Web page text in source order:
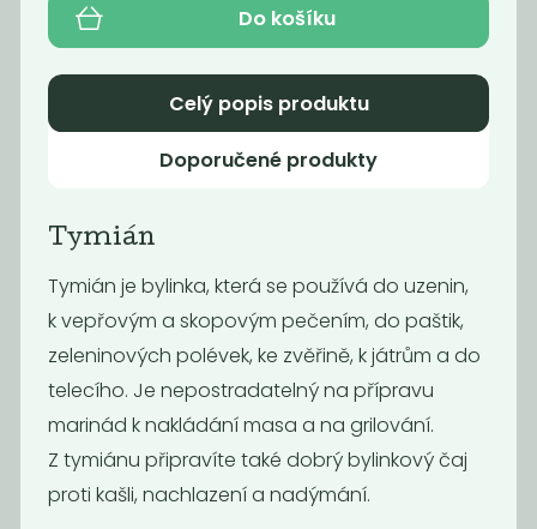
/ Kg
drcené
689Kč
Chilli mleté
Sušený česnek
Do košíku
Celý popis produktu
Doporučené produkty
Tymián
Tymián je bylinka, která se používá do uzenin,
k vepřovým a skopovým pečením, do paštik,
zeleninových polévek, ke zvěřině, k játrům a do
telecího. Je nepostradatelný na přípravu
marinád k nakládání masa a na grilování.
Z tymiánu připravíte také dobrý bylinkový čaj
proti kašli, nachlazení a nadýmání.